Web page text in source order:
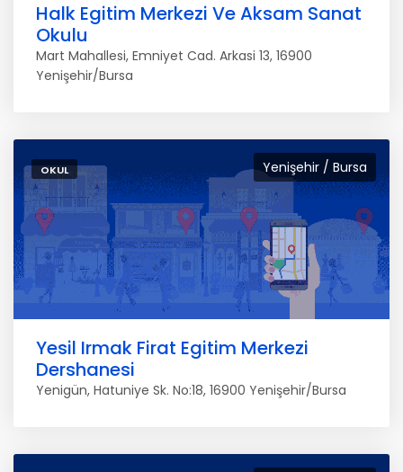
Halk Egitim Merkezi Ve Aksam Sanat
Okulu
Mart Mahallesi, Emniyet Cad. Arkasi 13, 16900
Yenişehir/Bursa
Yenişehir / Bursa
OKUL
Yesil Irmak Firat Egitim Merkezi
Dershanesi
Yenigün, Hatuniye Sk. No:18, 16900 Yenişehir/Bursa